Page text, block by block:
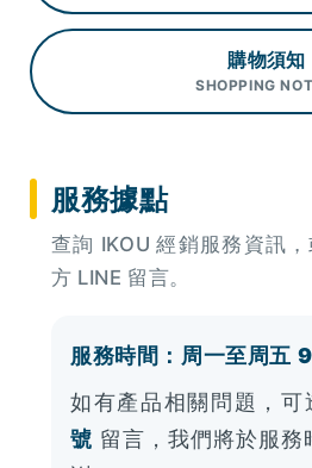
購物須知
SHOPPING
服務據點
查詢 IKOU 經銷服務資訊
方 LINE 留言。
服務時間：周一至周五
如有產品相關問題，可
號 留言，我們將於服務